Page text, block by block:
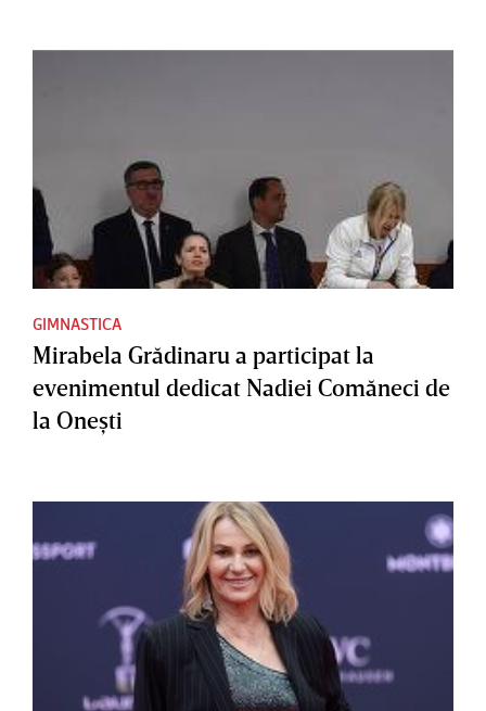
GIMNASTICA
Mirabela Grădinaru a participat la
evenimentul dedicat Nadiei Comăneci de
la Oneşti